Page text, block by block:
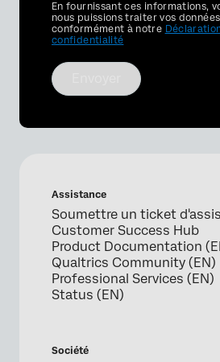
Privacy
Optin
En fournissant ces informations,
nous puissions traiter vos
conformément à notre
confidentialité
Assistance
Soumettre un ticket
Customer Success Hub
Product Documentation
Qualtrics Community (EN)
Professional Services (EN)
Status (EN)
Société